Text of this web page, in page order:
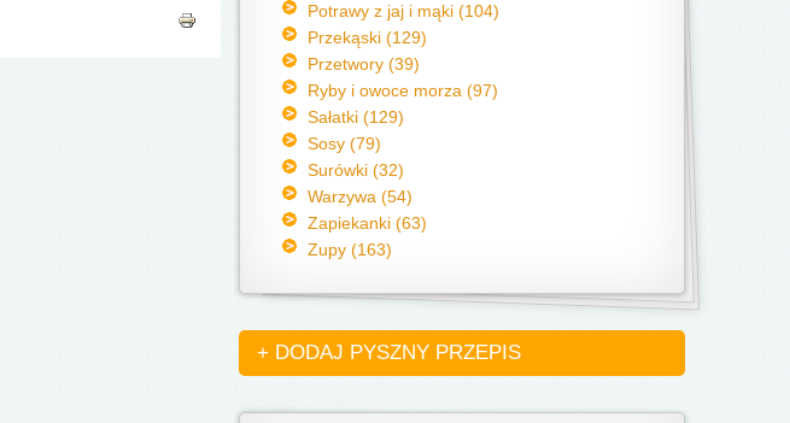
Potrawy z jaj i mąki (104)
Przekąski (129)
Przetwory (39)
Ryby i owoce morza (97)
Sałatki (129)
Sosy (79)
Surówki (32)
Warzywa (54)
Zapiekanki (63)
Zupy (163)
+ DODAJ PYSZNY PRZEPIS